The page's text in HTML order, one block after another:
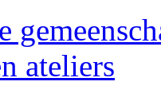
ateliers